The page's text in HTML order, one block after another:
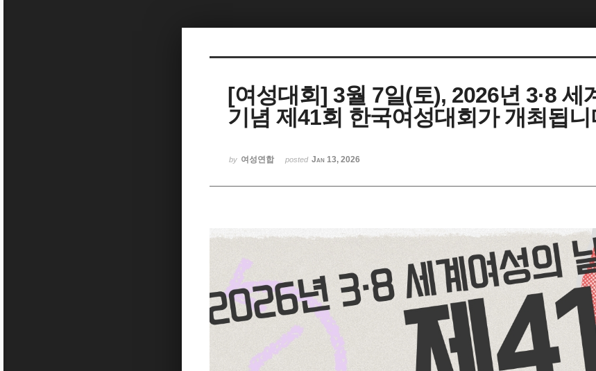
[여성대회] 3월 7일(토), 2026년 3·8 세
기념 제41회 한국여성대회가 개최됩니
by 여성연합 posted Jan 13, 2026
Sketchbook5, 스케치북5
Sketchbook5, 스케치북5